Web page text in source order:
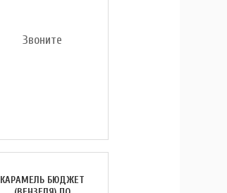
Звоните
КАРАМЕЛЬ БЮДЖЕТ